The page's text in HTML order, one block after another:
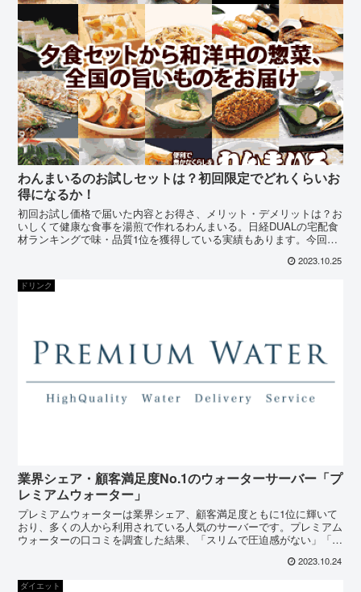
わんまいるのお試しセットは？初回限定でどれくらいお
得になるか！
初回お試し価格で届いた内容とお得さ、メリット・デメリットは？お
いしくて健康な食事を湯煎で作れるわんまいる。日経DUALの宅配食
材ランキングで味・品質1位を獲得している実績もあります。今回は
2023.10.25
ドリンク
業界シェア・顧客満足度No.1のウォーターサーバー「プ
レミアムウォーター」
プレミアムウォーターは業界シェア、顧客満足度ともに1位に輝いて
おり、多くの人から利用されている人気のサーバーです。プレミアム
ウォーターの口コミを調査した結果、「スリムで圧迫感がない」「メ
2023.10.24
ダイエット